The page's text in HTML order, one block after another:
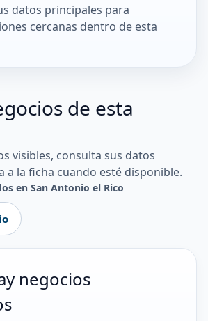
datos principales para
cercanas dentro de esta
de esta
visibles, consulta sus datos
a la ficha cuando esté disponible.
en San Antonio el Rico
negocios